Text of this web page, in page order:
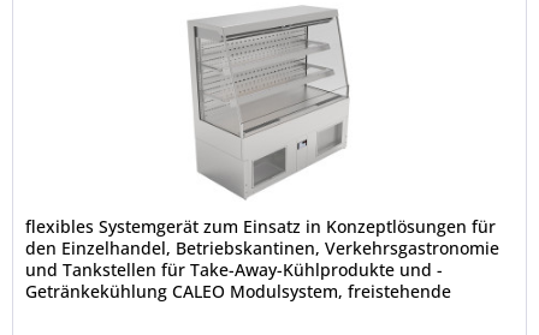
flexibles Systemgerät zum Einsatz in Konzeptlösungen für
den Einzelhandel, Betriebskantinen, Verkehrsgastronomie
und Tankstellen für Take-Away-Kühlprodukte und -
Getränkekühlung CALEO Modulsystem, freistehende